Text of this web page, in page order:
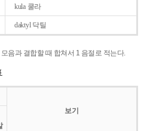
kula 쿨라
daktyl 닥틸
음과 결합할 때 합쳐서 1 음절로 적는다.
보기